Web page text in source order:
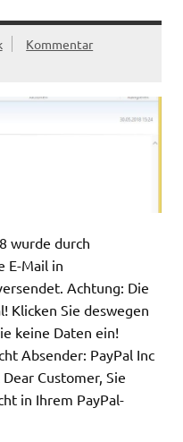
Kommentar
wurde durch
E-Mail in
Achtung: Die
Klicken Sie deswegen
keine Daten ein!
Absender: PayPal Inc
Dear Customer, Sie
in Ihrem PayPal-